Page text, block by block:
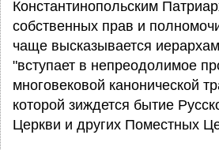
Константинопольским
собственных прав и
чаще высказывается
"вступает в непреодолимое
многовековой канонической
которой зиждется бытие
Церкви и других Поместных